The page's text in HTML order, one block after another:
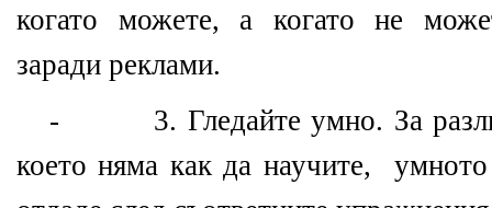
когато можете, а когато не
заради реклами.
- 3. Гледайте умно. За
което няма как да научите,